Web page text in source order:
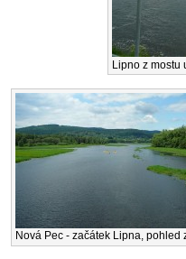
Lipno z
Nová Pec - začátek Lipna, pohled